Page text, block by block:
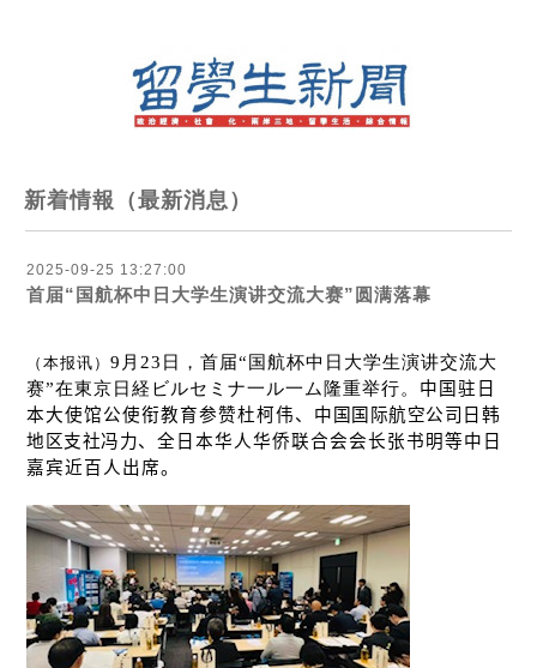
新着情報（最新消息）
2025-09-25 13:27:00
首届“国航杯中日大学生演讲交流大赛”圆满落幕
（本报讯 ） 9 月 23 日，首届“国航杯中日大学生演讲交流大
赛”在東京日経ビルセミナ一ル一ム隆重举行。 中国驻日
本大使馆公使衔教育参赞杜柯伟、 中国国际航空公司日韩
地区支社冯力、全日本华 人华侨联合会会长张书 明等中日
嘉宾近百人出席。